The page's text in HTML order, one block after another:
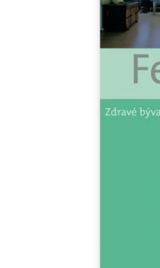
Minipédie
Aktivity / Samolepky